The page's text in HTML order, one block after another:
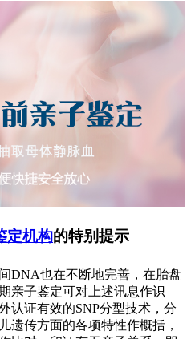
定机构的特别提示
DNA也在不断地完善，在胎盘
亲子鉴定可对上述讯息作识
认证有效的SNP分型技术，分
遗传方面的各项特性作概括，